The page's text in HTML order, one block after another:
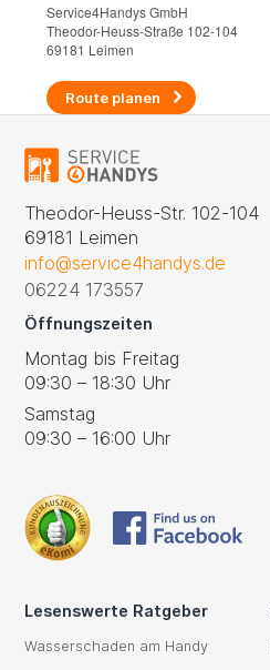
Service4Handys GmbH
Theodor-Heuss-Straße 102-104
69181 Leimen
Route planen
Theodor-Heuss-Str. 102-104
69181 Leimen
info@service4handys.de
06224 173557
Öffnungszeiten
Montag bis Freitag
09:30 – 18:30 Uhr
Samstag
09:30 – 16:00 Uhr
Lesenswerte Ratgeber
Wasserschaden am Handy